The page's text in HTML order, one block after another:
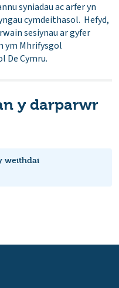
syniadau ac arfer yn
cymdeithasol. Hefyd,
sesiynau ar gyfer
ym Mhrifysgol
De Cymru.
y darparwr
weithdai